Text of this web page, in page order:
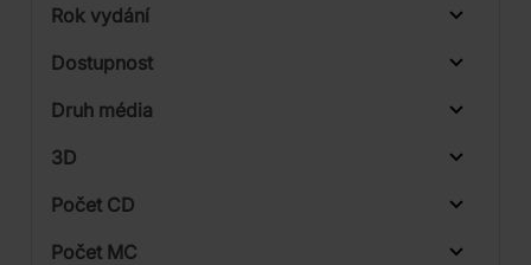
Rok vydání
Od
Dostupnost
Druh média
3D
Počet CD
Počet MC